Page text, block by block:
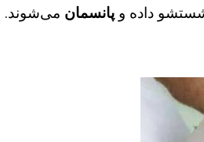
داده و پانسمان می‌شوند.